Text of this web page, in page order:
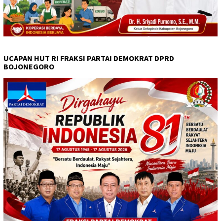
UCAPAN HUT RI FRAKSI PARTAI DEMOKRAT DPRD
BOJONEGORO